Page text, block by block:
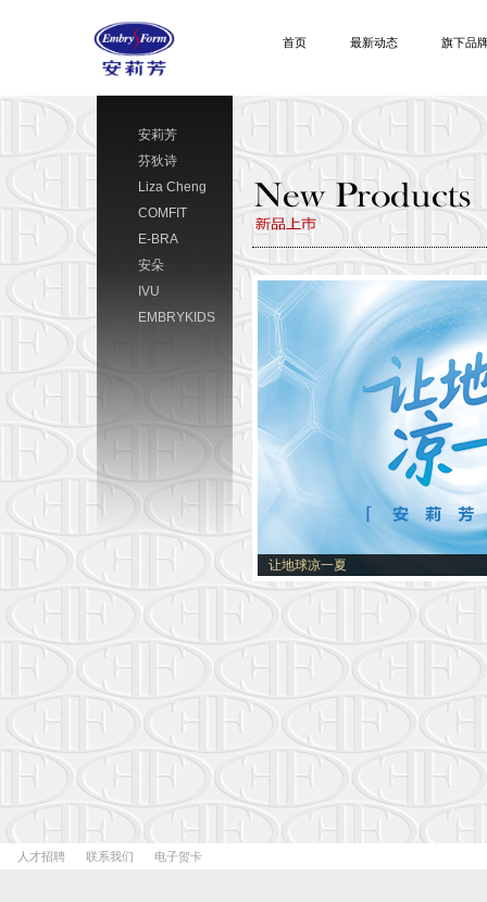
首页 最新动态 旗下品
安莉芳
芬狄诗
Liza Cheng
COMFIT
E-BRA
安朵
IVU
EMBRYKIDS
让地球凉一夏
人才招聘 联系我们 电子贺卡